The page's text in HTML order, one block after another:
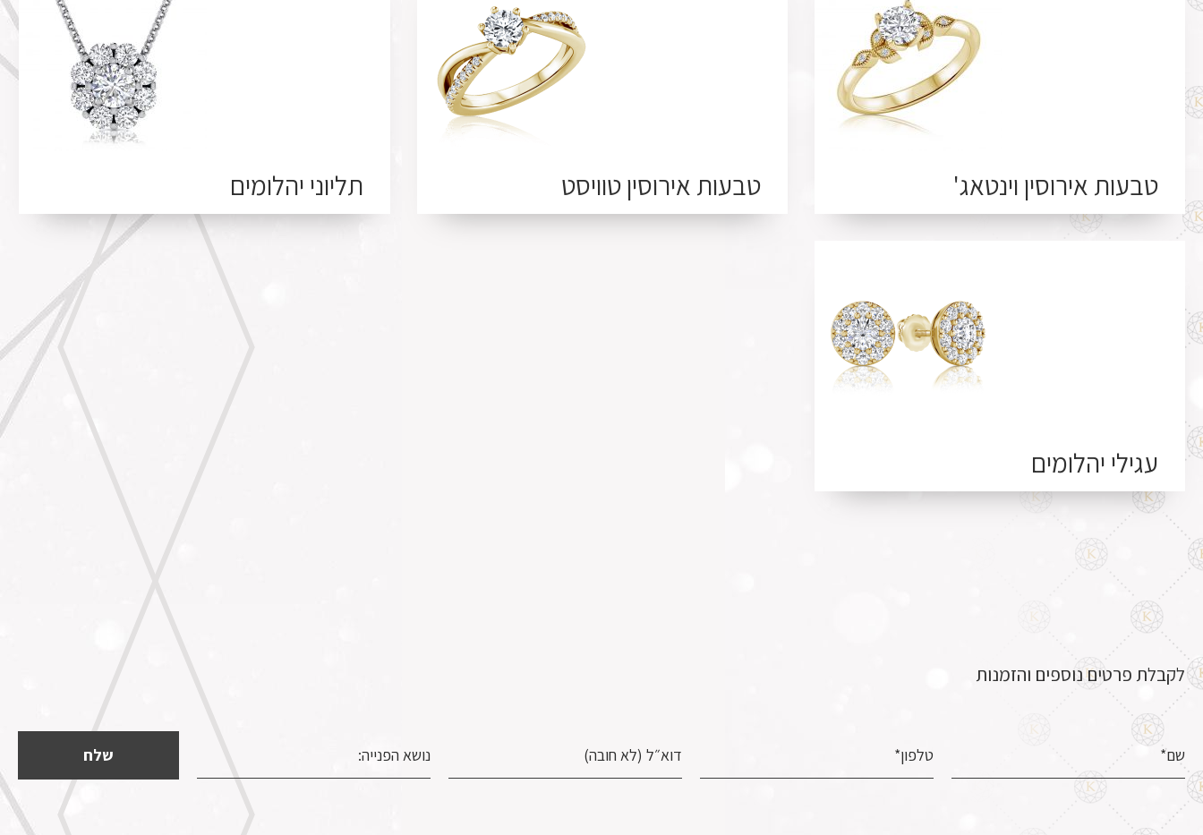
טבעות אירוסין וינטאג' טבעות אירוסין טוויסט תליוני יהלומים
עגילי יהלומים
לקבלת פרטים נוספים והזמנות